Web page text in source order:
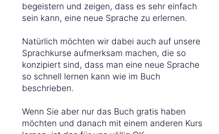
begeistern und zeigen, dass es sehr einfach
sein kann, eine neue Sprache zu erlernen.
Natürlich möchten wir dabei auch auf unsere
Sprachkurse aufmerksam machen, die so
konzipiert sind, dass man eine neue Sprache
so schnell lernen kann wie im Buch
beschrieben.
Wenn Sie aber nur das Buch gratis haben
möchten und danach mit einem anderen Kurs